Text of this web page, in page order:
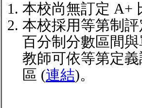
本校尚無訂定 A+
本校採用等第制
百分制分數區間
教師可依等第定
區 (連結)。